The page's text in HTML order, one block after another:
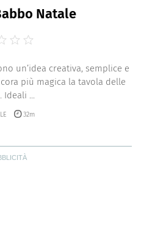
Natale
un’idea creativa, semplice e
più magica la tavola delle
...
32m